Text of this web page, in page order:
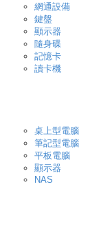
網通設備
鍵盤
顯示器
隨身碟
記憶卡
讀卡機
桌上型電腦
筆記型電腦
平板電腦
顯示器
NAS